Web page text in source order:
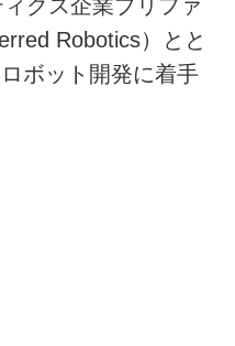
クス企業プリファ
Robotics）とと
ボット開発に着手